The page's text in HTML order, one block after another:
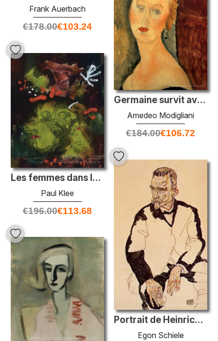
Frank Auerbach
€178.00€103.24
Germaine survit avec des boucles d'oreilles
Amedeo Modigliani
€184.00€106.72
Les femmes dans leur meilleur dimanche
Paul Klee
€196.00€113.68
Portrait de Heinrich Benesch
Egon Schiele